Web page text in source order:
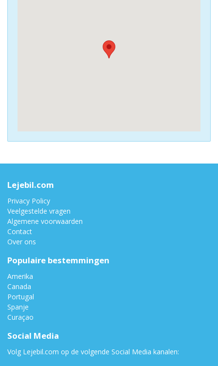
Lejebil.com
Privacy Policy
Veelgestelde vragen
Algemene voorwaarden
Contact
Over ons
Populaire bestemmingen
Amerika
Canada
Portugal
Spanje
Curaçao
Social Media
Volg Lejebil.com op de volgende Social Media kanalen: